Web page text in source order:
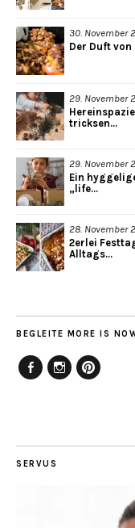
30. November
Der Duft von
29. November
tricksen...
29. November
Ein
„life...
28. November
2erlei
Alltags...
BEGLEITE MORE IS
SERVUS